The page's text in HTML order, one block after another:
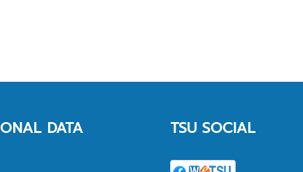
DATA TSU SOCIAL